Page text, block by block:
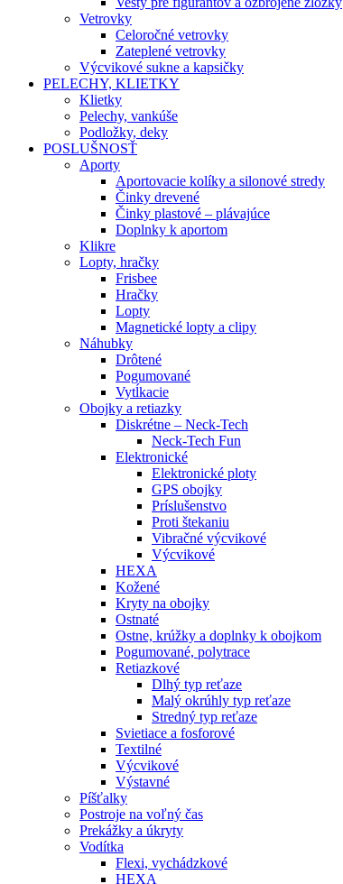
Vetrovky
Celoročné vetrovky
Zateplené vetrovky
Výcvikové sukne a kapsičky
PELECHY, KLIETKY
Klietky
Pelechy, vankúše
Podložky, deky
POSLUŠNOSŤ
Aporty
Aportovacie kolíky a silonové stredy
Činky drevené
Činky plastové – plávajúce
Doplnky k aportom
Klikre
Lopty, hračky
Frisbee
Hračky
Lopty
Magnetické lopty a clipy
Náhubky
Drôtené
Pogumované
Vytĺkacie
Obojky a retiazky
Diskrétne – Neck-Tech
Neck-Tech Fun
Elektronické
Elektronické ploty
GPS obojky
Príslušenstvo
Proti štekaniu
Vibračné výcvikové
Výcvikové
HEXA
Kožené
Kryty na obojky
Ostnaté
Ostne, krúžky a doplnky k obojkom
Pogumované, polytrace
Retiazkové
Dlhý typ reťaze
Malý okrúhly typ reťaze
Stredný typ reťaze
Svietiace a fosforové
Textilné
Výcvikové
Výstavné
Píšťalky
Postroje na voľný čas
Prekážky a úkryty
Vodítka
Flexi, vychádzkové
HEXA